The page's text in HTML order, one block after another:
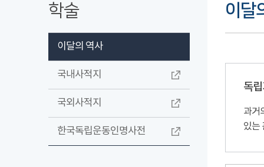
학술
이달의 역사
국내사적지
국외사적지
한국독립운동인명사전
이달
독
과거
있는